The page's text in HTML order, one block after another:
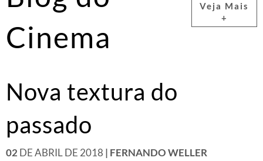
Cinema
Veja Mais
+
Nova textura do
passado
02 DE ABRIL DE 2018 | FERNANDO WELLER